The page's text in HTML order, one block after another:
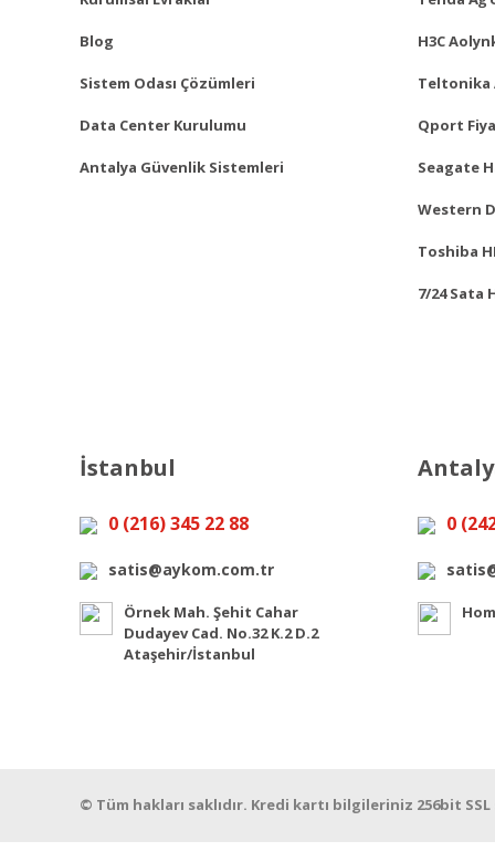
Blog
Sistem Odası Çözümleri
Data Center Kurulumu
Antalya Güvenlik Sistemleri
H3C
Teltonika
Qport
Seagate
Western
Toshiba
7/24 Sata
İstanbul
0 (216) 345 22 88
satis@aykom.com.tr
Örnek Mah. Şehit Cahar
Dudayev Cad. No.32 K.2 D.2
Ataşehir/İstanbul
0
© Tüm hakları saklıdır. Kredi kartı bilgileriniz 256bit